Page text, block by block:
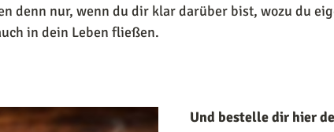
denn nur, wenn du dir klar darüber bist, wozu du
in dein Leben fließen.
Und bestelle dir hier